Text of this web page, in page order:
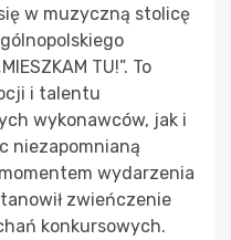
w muzyczną stolicę
TU!”. To
i talentu
wykonawców, jak i
niezapomnianą
wydarzenia
zwieńczenie
konkursowych.